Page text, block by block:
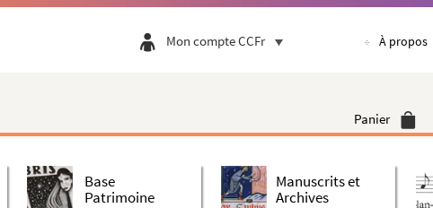
Mon compte CCFr À propos
Panier
Base
Patrimoine
Manuscrits et
Archives